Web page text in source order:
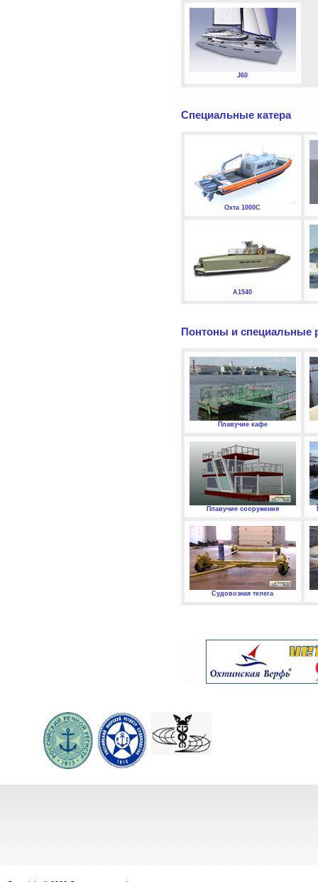
J60
Специальные катера
Охта 1000С
А1540
Понтоны и специальные
Плавучие кафе
Плавучие сооружения
Судовозная телега